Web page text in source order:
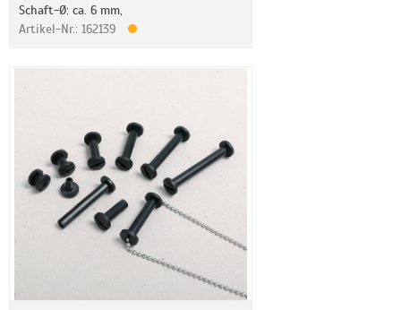
Schaft-Ø: ca. 6 mm,
Artikel-Nr.: 162139